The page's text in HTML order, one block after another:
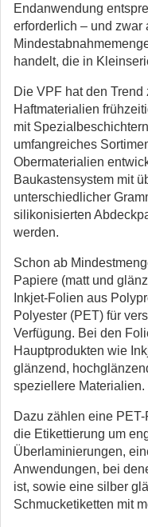
Endanwendung
erforderlich – und zwar
handelt, die in
Die VPF hat den
Haftmaterialien
mit
umfangreiches
Obermaterialien
Baukastensystem mit
unterschiedlicher
silikonisierten
werden.
Schon ab
Papiere (matt und
Inkjet-Folien aus
Polyester (PET) für
Verfügung. Bei den
Hauptprodukten wie
glänzend,
speziellere Materialien.
Dazu zählen eine
die Etikettierung um
Überlaminierungen,
Anwendungen, bei
ist, sowie eine silber
Schmucketiketten mit